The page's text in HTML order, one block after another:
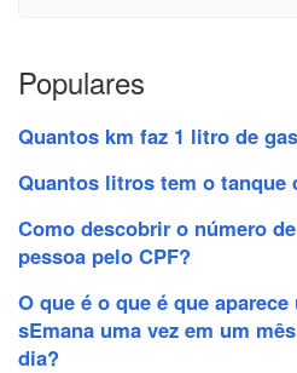
Populares
Quantos km faz 1 litro de
Quantos litros tem o tanque
Como descobrir o número
pessoa pelo CPF?
O que é o que é que
sEmana uma vez em um
dia?